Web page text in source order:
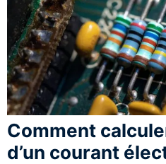
Comment
d’un courant